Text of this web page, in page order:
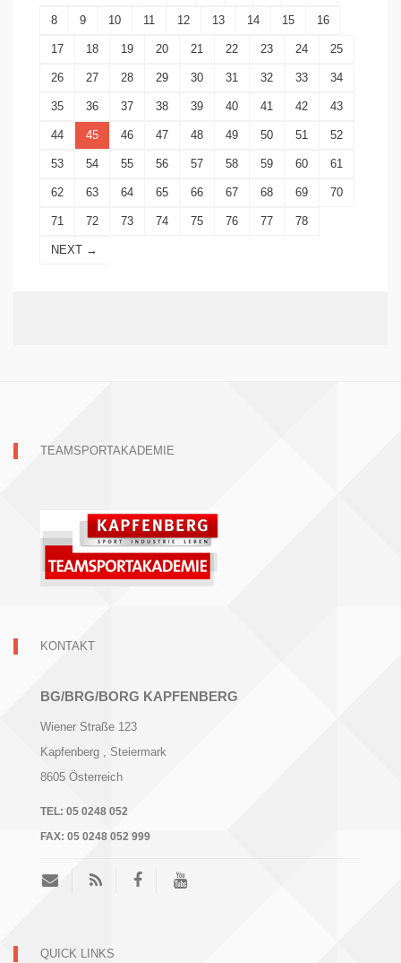
8 9 10 11 12 13 14 15 16
17 18 19 20 21 22 23 24 25
26 27 28 29 30 31 32 33 34
35 36 37 38 39 40 41 42 43
44 45 46 47 48 49 50 51 52
53 54 55 56 57 58 59 60 61
62 63 64 65 66 67 68 69 70
71 72 73 74 75 76 77 78
NEXT →
TEAMSPORTAKADEMIE
KONTAKT
BG/BRG/BORG KAPFENBERG
Wiener Straße 123
Kapfenberg , Steiermark
8605 Österreich
TEL: 05 0248 052
FAX: 05 0248 052 999
QUICK LINKS